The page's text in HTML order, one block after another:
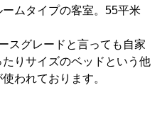
ムタイプの客室。55平米
スグレードと言っても自家
りサイズのベッドという他
われております。